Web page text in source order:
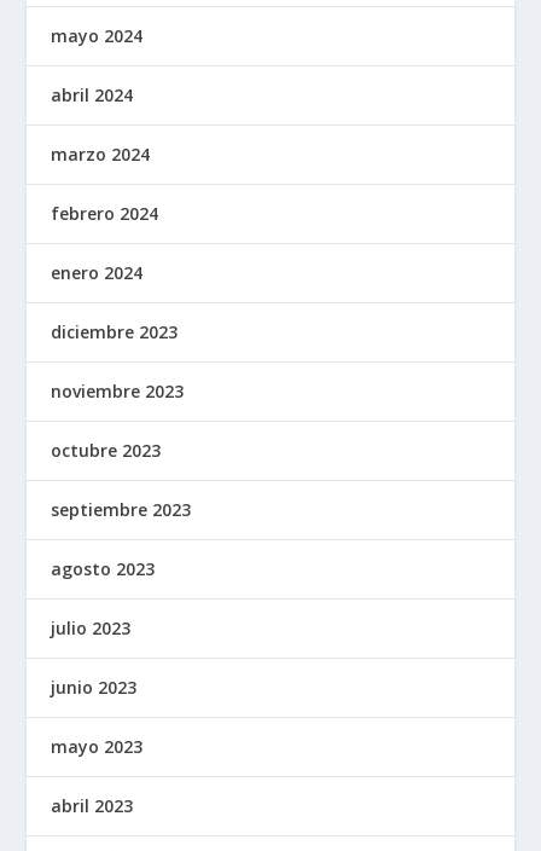
mayo 2024
abril 2024
marzo 2024
febrero 2024
enero 2024
diciembre 2023
noviembre 2023
octubre 2023
septiembre 2023
agosto 2023
julio 2023
junio 2023
mayo 2023
abril 2023